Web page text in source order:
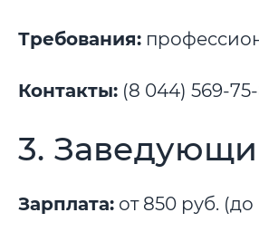
Требования:
Контакты: (8 044) 569-
3.
Зарплата: от 850 руб.